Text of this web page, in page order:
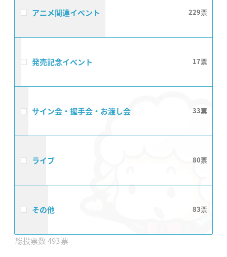
アニメ関連イベント 229
発売記念イベント 17
サイン会・握手会・お渡し会 33
ライブ 80
その他 83
493